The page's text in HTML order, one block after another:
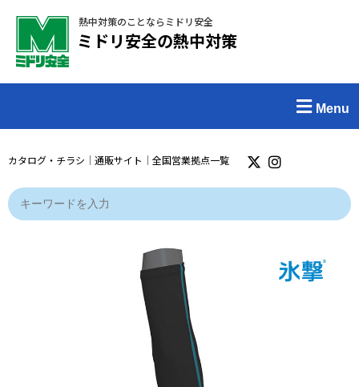
熱中対策のことならミドリ安全
ミドリ安全の熱中対策
Menu
カタログ・チラシ ｜ 通販サイト ｜ 全国営業拠点一覧